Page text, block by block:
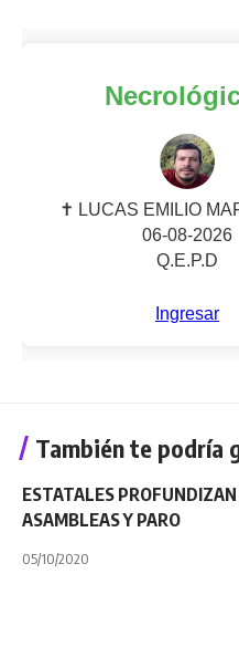
También te podría
ESTATALES
ASAMBLEAS Y PARO
05/10/2020